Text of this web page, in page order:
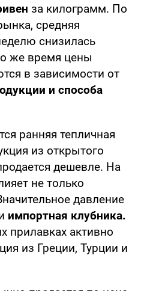
за килограмм. По
средняя
снизилась
же время цены
в зависимости от
и способа
ранняя тепличная
из открытого
дешевле. На
не только
давление
импортная клубника.
прилавках активно
из Греции, Турции и